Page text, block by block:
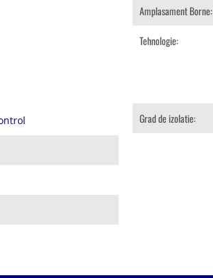
Amplasament Borne:
Tehnologie:
Grad de izolatie: